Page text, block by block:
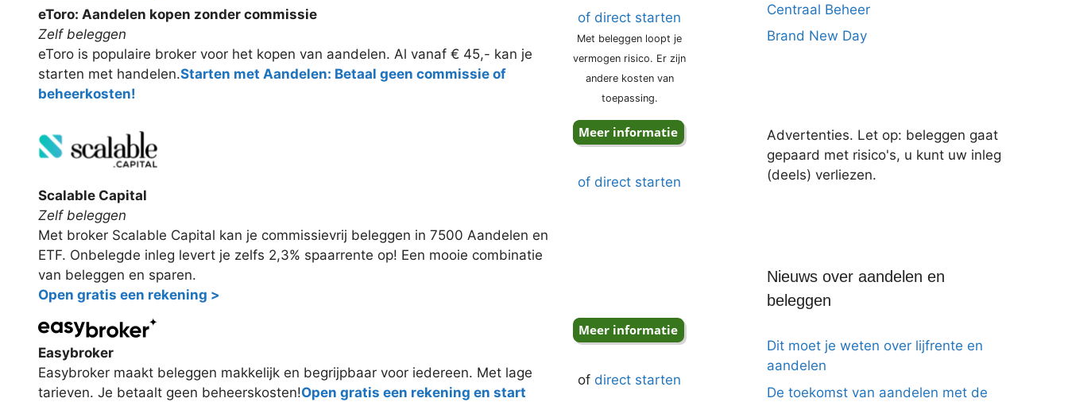
eToro: Aandelen kopen zonder commissie
Zelf beleggen
eToro is populaire broker voor het kopen van aandelen. Al vanaf € 45,- kan je
starten met handelen.Starten met Aandelen: Betaal geen commissie of
beheerkosten!
of direct starten
Met beleggen loopt je
vermogen risico. Er zijn
andere kosten van
toepassing.
Scalable Capital
Zelf beleggen
Met broker Scalable Capital kan je commissievrij beleggen in 7500 Aandelen en
ETF. Onbelegde inleg levert je zelfs 2,3% spaarrente op! Een mooie combinatie
van beleggen en sparen.
Open gratis een rekening >
of direct starten
Easybroker
Easybroker maakt beleggen makkelijk en begrijpbaar voor iedereen. Met lage
tarieven. Je betaalt geen beheerskosten!Open gratis een rekening en start
of direct starten
Centraal Beheer
Brand New Day
Advertenties. Let op: beleggen gaat
gepaard met risico's, u kunt uw inleg
(deels) verliezen.
Nieuws over aandelen en
beleggen
Dit moet je weten over lijfrente en
aandelen
De toekomst van aandelen met de